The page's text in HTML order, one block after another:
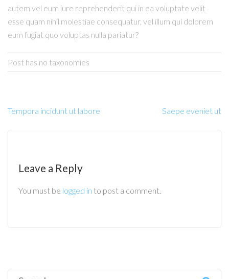
autem vel eum iure reprehenderit qui in ea voluptate velit
esse quam nihil molestiae consequatur, vel illum qui dolorem
eum fugiat quo voluptas nulla pariatur?
Post has no taxonomies
Tempora incidunt ut labore Saepe eveniet ut
Leave a Reply
You must be logged in to post a comment.